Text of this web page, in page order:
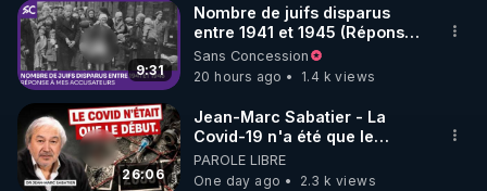
Toutes les vidéos Youtube sont aussi sur la
http://rgnr.li/odysee
🌱 LES STAGES EN PRÉSENTIEL
http://rgnr.li/stages
9:31
Nombre de juifs disparus
entre 1941 et 1945 (Réponse
à mes accusateurs)
Sans Concession
20 hours ago
1.4 k views
26:06
Jean-Marc Sabatier - La
Covid-19 n'a été que le
début - L'ARNm & l'ARNm-aa
jusqu où auront-t-il ?
PAROLE LIBRE
One day ago
2.3 k views